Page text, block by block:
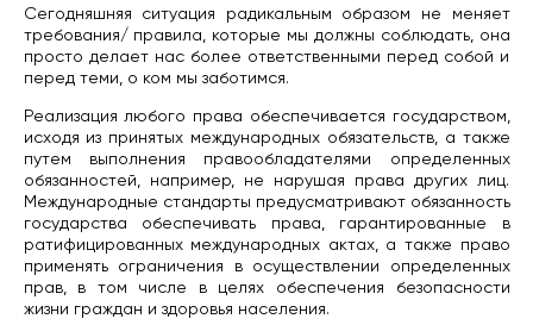
Сегодняшняя ситуация радикальным образом не меняет
требования/ правила, которые мы должны соблюдать, она
просто делает нас более ответственными перед собой и
перед теми, о ком мы заботимся.
Реализация любого права обеспечивается государством,
исходя из принятых международных обязательств, а также
путем выполнения правообладателями определенных
обязанностей, например, не нарушая права других лиц.
Международные стандарты предусматривают обязанность
государства обеспечивать права, гарантированные в
ратифицированных международных актах, а также право
применять ограничения в осуществлении определенных
прав, в том числе в целях обеспечения безопасности
жизни граждан и здоровья населения.